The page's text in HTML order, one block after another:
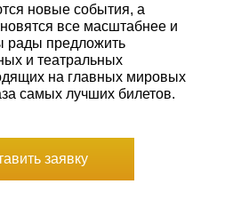
новые события, а
все масштабнее и
рады предложить
и театральных
на главных мировых
самых лучших билетов.
заявку